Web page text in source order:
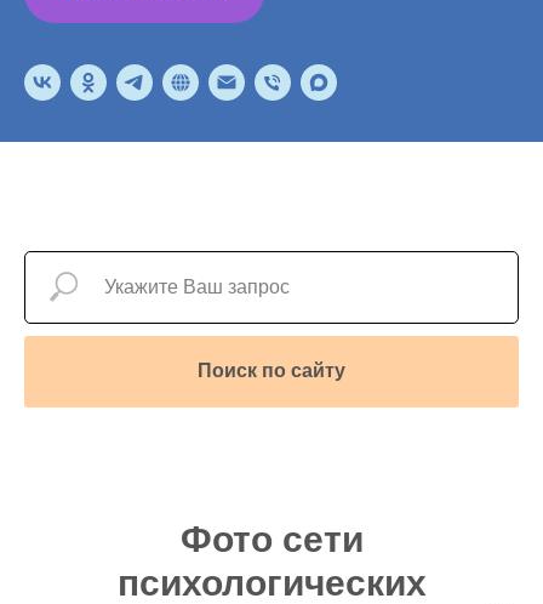
Поиск по сайту
Фото сети
психологических